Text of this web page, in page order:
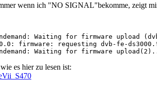
wenn ich "NO SIGNAL"bekomme, zeigt
Waiting for firmware
es hier zu lesen ist: